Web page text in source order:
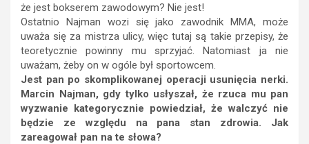
że jest bokserem zawodowym? Nie jest!
Ostatnio Najman wozi się jako zawodnik MMA, może
uważa się za mistrza ulicy, więc tutaj są takie przepisy, że
teoretycznie powinny mu sprzyjać. Natomiast ja nie
uważam, żeby on w ogóle był sportowcem.
Jest pan po skomplikowanej operacji usunięcia nerki.
Marcin Najman, gdy tylko usłyszał, że rzuca mu pan
wyzwanie kategorycznie powiedział, że walczyć nie
będzie ze względu na pana stan zdrowia. Jak
zareagował pan na te słowa?